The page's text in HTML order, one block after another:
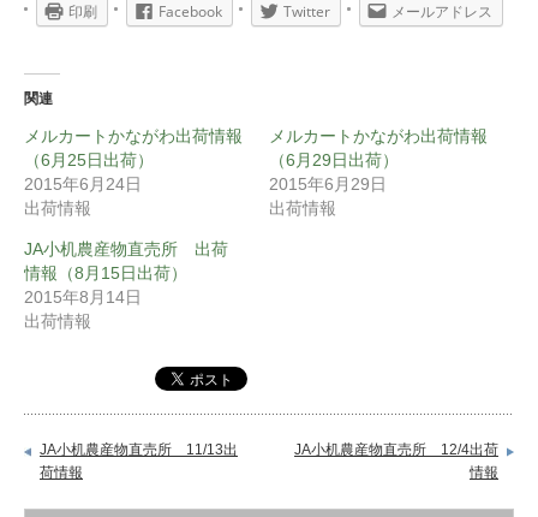
印刷 Facebook Twitter メールアドレス
関連
メルカートかながわ出荷情報
（6月25日出荷）
2015年6月24日
出荷情報
メルカートかながわ出荷情報
（6月29日出荷）
2015年6月29日
出荷情報
JA小机農産物直売所 出荷
情報（8月15日出荷）
2015年8月14日
出荷情報
JA小机農産物直売所 11/13出
荷情報
JA小机農産物直売所 12/4出荷
情報